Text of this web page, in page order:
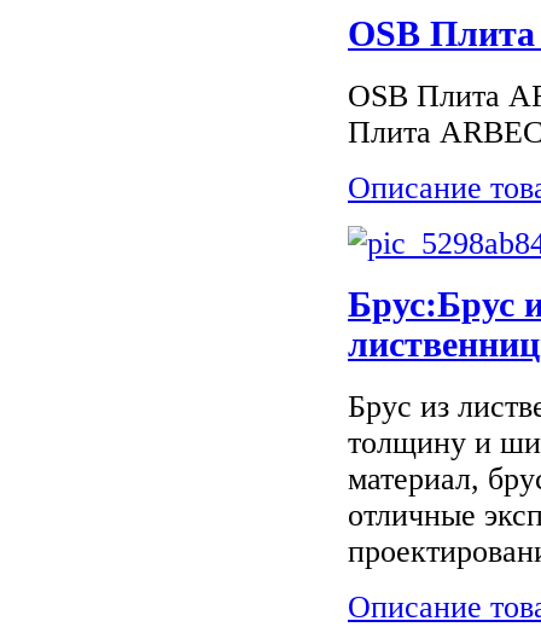
OSB
OSB Плита
Плита
Описание
Брус:Брус
Брус из
толщину и
материал,
отличные
Описание